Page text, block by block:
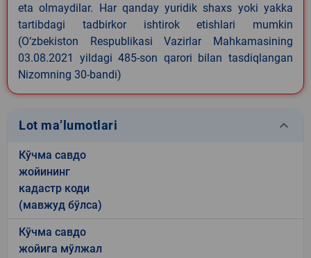
eta olmaydilar. Har qanday yuridik shaxs yoki yakka
tartibdagi tadbirkor ishtirok etishlari mumkin
(O‘zbekiston Respublikasi Vazirlar Mahkamasining
03.08.2021 yildagi 485-son qarori bilan tasdiqlangan
Nizomning 30-bandi)
Lot ma’lumotlari keyboard_arrow_down
Кўчма савдо
жойининг
кадастр коди
(мавжуд бўлса)
Кўчма савдо
жойига мўлжал